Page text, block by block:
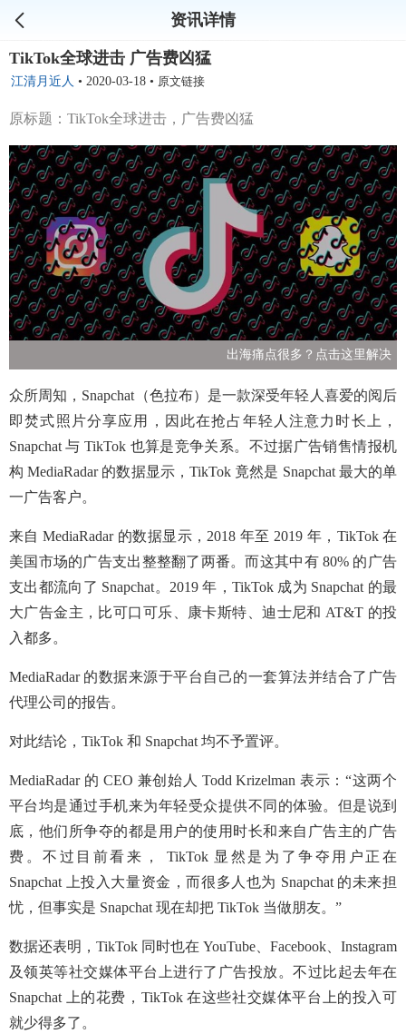
资讯详情
TikTok全球进击 广告费凶猛
江清月近人 • 2020-03-18 • 原文链接
原标题：TikTok全球进击，广告费凶猛
出海痛点很多？点击这里解决
众所周知，Snapchat（色拉布）是一款深受年轻人喜爱的阅后
即焚式照片分享应用，因此在抢占年轻人注意力时长上，
Snapchat 与 TikTok 也算是竞争关系。不过据广告销售情报机
构 MediaRadar 的数据显示，TikTok 竟然是 Snapchat 最大的单
一广告客户。
来自 MediaRadar 的数据显示，2018 年至 2019 年，TikTok 在
美国市场的广告支出整整翻了两番。而这其中有 80% 的广告
支出都流向了 Snapchat。2019 年，TikTok 成为 Snapchat 的最
大广告金主，比可口可乐、康卡斯特、迪士尼和 AT&T 的投
入都多。
MediaRadar 的数据来源于平台自己的一套算法并结合了广告
代理公司的报告。
对此结论，TikTok 和 Snapchat 均不予置评。
MediaRadar 的 CEO 兼创始人 Todd Krizelman 表示：“这两个
平台均是通过手机来为年轻受众提供不同的体验。但是说到
底，他们所争夺的都是用户的使用时长和来自广告主的广告
费。不过目前看来， TikTok 显然是为了争夺用户正在
Snapchat 上投入大量资金，而很多人也为 Snapchat 的未来担
忧，但事实是 Snapchat 现在却把 TikTok 当做朋友。”
数据还表明，TikTok 同时也在 YouTube、Facebook、Instagram
及领英等社交媒体平台上进行了广告投放。不过比起去年在
Snapchat 上的花费，TikTok 在这些社交媒体平台上的投入可
就少得多了。